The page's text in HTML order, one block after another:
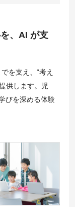
、AI が支
を支え、“考え
供します。児
びを深める体験